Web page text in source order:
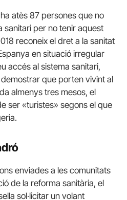
atès 87 persones que no
sanitari per no tenir aquest
reconeix el dret a la sanitat
en situació irregular
accés al sistema sanitari,
que porten vivint al
almenys tres mesos, el
ser «turistes» segons el que
enviades a les comunitats
de la reforma sanitària, el
sol·licitar un volant